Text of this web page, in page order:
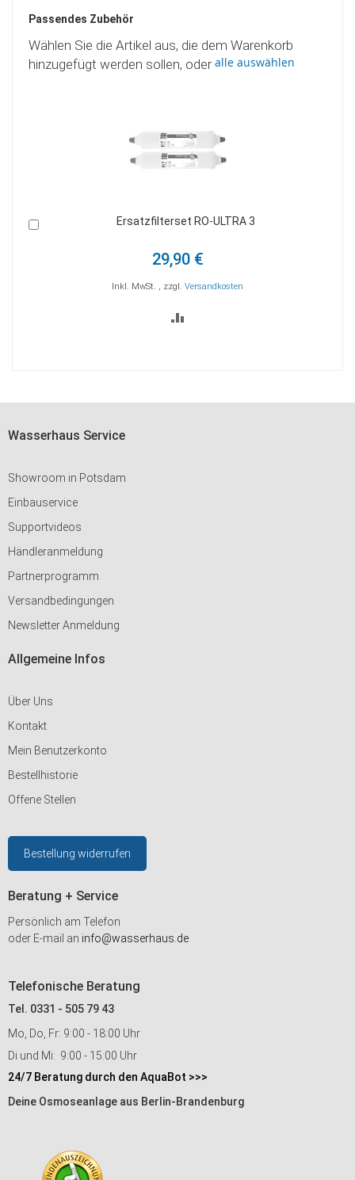
Passendes Zubehör
Wählen Sie die Artikel aus, die dem Warenkorb
hinzugefügt werden sollen, oderalle auswählen
Ersatzfilterset RO-ULTRA 3
29,90 €
Inkl. MwSt.,zzgl.Versandkosten
In
ZUR
Wasserhaus Service
Showroom in Potsdam
Einbauservice
Supportvideos
Händleranmeldung
Partnerprogramm
Versandbedingungen
Newsletter Anmeldung
Allgemeine Infos
Über Uns
Kontakt
Mein Benutzerkonto
Bestellhistorie
Offene Stellen
Bestellung widerrufen
Beratung + Service
Persönlich am Telefon
oder E-mail an info@wasserhaus.de
Telefonische Beratung
Tel. 0331 - 505 79 43
Mo, Do, Fr: 9:00 - 18:00 Uhr
Di und Mi: 9:00 - 15:00 Uhr
24/7 Beratung durch den AquaBot >>>
Deine Osmoseanlage aus Berlin-Brandenburg